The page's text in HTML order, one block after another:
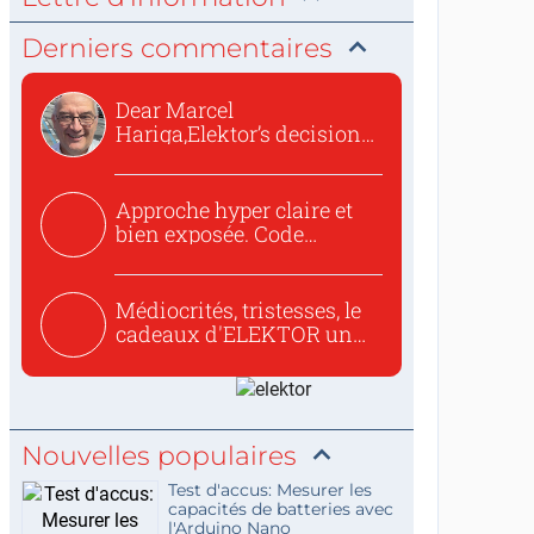
Derniers commentaires
Dear Marcel
Hariga,Elektor’s decision
Approche hyper claire et
bien exposée. Code
Médiocrités, tristesses, le
cadeaux d'ELEKTOR un
Nouvelles populaires
Test d'accus: Mesurer les
capacités de batteries avec
l'Arduino Nano